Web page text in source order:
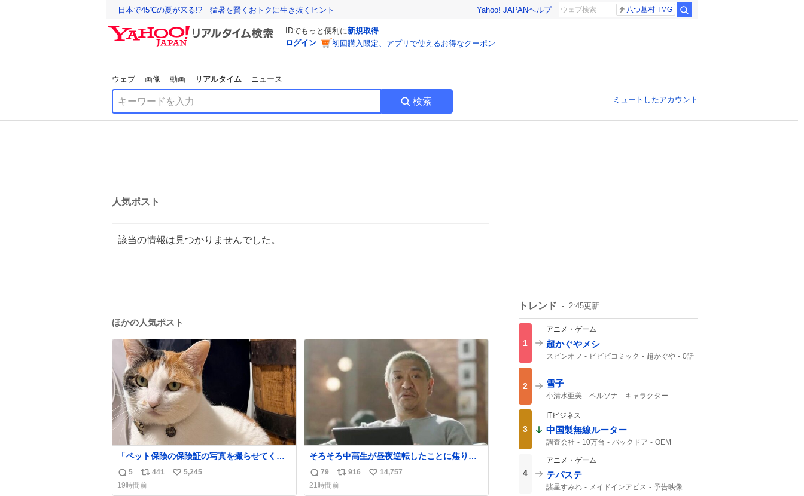
日本で45℃の夏が来る!? 猛暑を賢くおトクに生き抜くヒント Yahoo! JAPANヘルプ 八つ墓村 TMG
IDでもっと便利に新規取得
ログイン
初回購入限定、アプリで使えるお得なクーポン
ウェブ 画像 動画 リアルタイム ニュース
検索 ミュートしたアカウント
人気ポスト
該当の情報は見つかりませんでした。
ほかの人気ポスト
「ペット保険の保険証の写真を撮らせてく
れ」と頼んだらちゃんと座ってポーズを取っ
てくれた人
返
信
5
リ
ポ
441
い
5,245
19時間前
そろそろ中高生が昼夜逆転したことに焦り始
める時期やね
返
信
79
リ
ポ
916
い
14,757
21時間前
トレンド 2:45更新
1
アニメ・ゲーム
超かぐやメシ
スピンオフ ビビビコミック 超かぐや
0話
2 雪子
小清水亜美 ペルソナ キャラクター
3
ITビジネス
中国製無線ルーター
調査会社 10万台 バックドア
OEM
4
アニメ・ゲーム
テパステ
諸星すみれ メイドインアビス
予告映像